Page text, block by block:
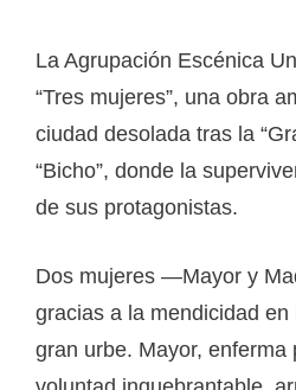
La Agrupación Escénica
“Tres mujeres”, una obra
ciudad desolada tras la
“Bicho”, donde la
de sus protagonistas.
Dos mujeres —Mayor y
gracias a la mendicidad
gran urbe. Mayor, enferma